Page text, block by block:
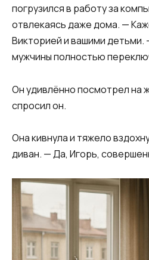
погрузился в работу за
отвлекаясь даже дома. —
Викторией и вашими
мужчины полностью
Он удивлённо посмотрел на
спросил он.
Она кивнула и тяжело
диван. — Да, Игорь,